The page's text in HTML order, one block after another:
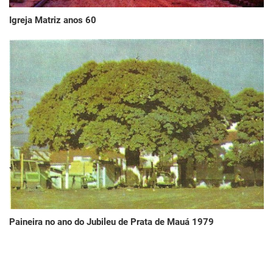
Igreja Matriz anos 60
Paineira no ano do Jubileu de Prata de Mauá 1979